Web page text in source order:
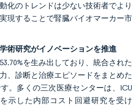
化のトレンドは少ない技術者でより
現することで腎臓バイオマーカー市
術研究がイノベーションを推進
を生み出しており、統合された
、診断と治療エピソードをまとめた
。多くの三次医療センターは、ICU
示した内部コスト回避研究を受け